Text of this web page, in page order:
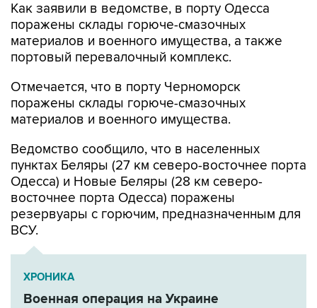
Как заявили в ведомстве, в порту Одесса
поражены склады горюче-смазочных
материалов и военного имущества, а также
портовый перевалочный комплекс.
Отмечается, что в порту Черноморск
поражены склады горюче-смазочных
материалов и военного имущества.
Ведомство сообщило, что в населенных
пунктах Беляры (27 км северо-восточнее порта
Одесса) и Новые Беляры (28 км северо-
восточнее порта Одесса) поражены
резервуары с горючим, предназначенным для
ВСУ.
ХРОНИКА
Военная операция на Украине